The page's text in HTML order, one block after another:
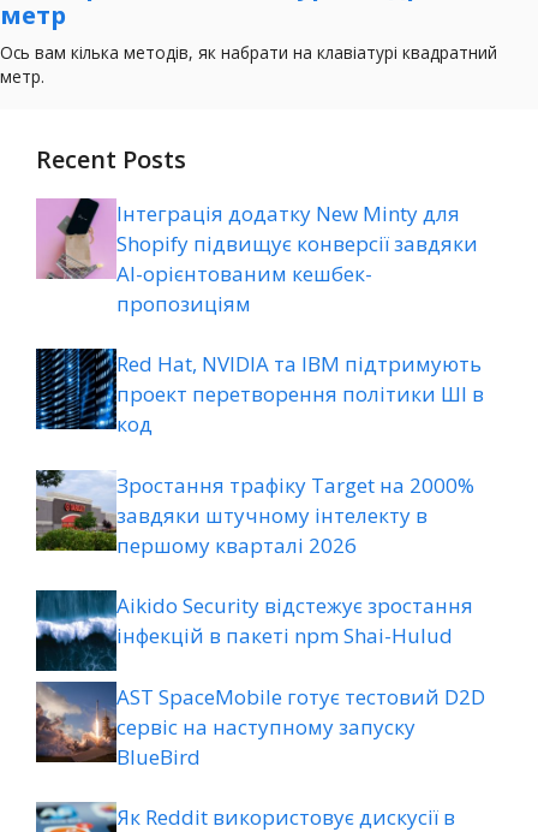
Recent Posts
Інтеграція додатку New Minty для
Shopify підвищує конверсії завдяки
AI-орієнтованим кешбек-
пропозиціям
Red Hat, NVIDIA та IBM підтримують
проект перетворення політики ШІ в
код
Зростання трафіку Target на 2000%
завдяки штучному інтелекту в
першому кварталі 2026
Aikido Security відстежує зростання
інфекцій в пакеті npm Shai-Hulud
AST SpaceMobile готує тестовий D2D
сервіс на наступному запуску
BlueBird
Як Reddit використовує дискусії в